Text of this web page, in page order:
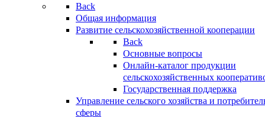
Back
Общая информация
Развитие сельскохозяйственной кооперации
Back
Основные вопросы
Онлайн-каталог продукции
сельскохозяйственных
Государственная поддержка
Управление сельского хозяйства и
сферы